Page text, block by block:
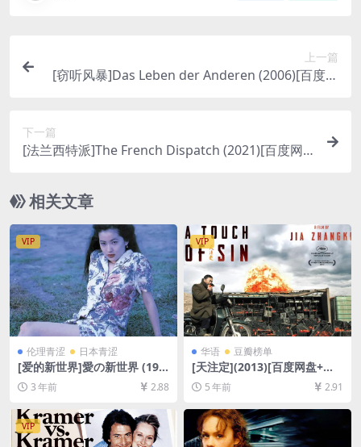
上一篇
[窃听风暴]Das Leben der Anderen (2006)[百度网
下一篇
[法兰西特派]The French Dispatch (2021)[百度网
[原声中字]
相关文章
VIP
伦理青涩 日本青涩
[爱的新世界]愛の新世界 (199
4)[百度网盘+迅雷云盘资源10
80P超清未删减][MP4/6.9GB]
[日语中字][视频文件+防和谐
加密压缩包]
3 年前 2.88
VIP
华语 豆瓣榜单
[天注定](2013)[百度网盘+夸
克网盘+迅雷云盘资源1080P
超清未删减][MP4/8.3GB][原
声中字]
5 年前 2.91
VIP